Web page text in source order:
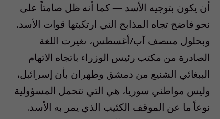
أن يكون بتوجيه الأسد — كما أنه ظل صامتاً على
نحو فاضح تجاه المذابح التي ارتكبتها قوات الأسد.
وبحلول منتصف آب/أغسطس، تغيرت اللغة
الصادرة من مكتب رئيس الوزراء باتجاه الاتهام
الببغائي الشنيع من دمشق وطهران بأن إسرائيل،
وليس مواطني سوريا، هي التي تتحمل المسؤولية
نوعاً ما عن الموقف الكئيب الذي يمر به الأسد.